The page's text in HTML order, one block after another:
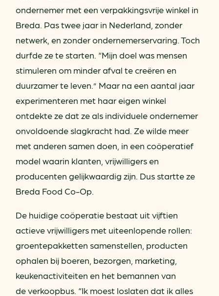
ondernemer met een verpakkingsvrije winkel in
Breda. Pas twee jaar in Nederland, zonder
netwerk, en zonder ondernemerservaring. Toch
durfde ze te starten. “Mijn doel was mensen
stimuleren om minder afval te creëren en
duurzamer te leven.” Maar na een aantal jaar
experimenteren met haar eigen winkel
ontdekte ze dat ze als individuele ondernemer
onvoldoende slagkracht had. Ze wilde meer
met anderen samen doen, in een coöperatief
model waarin klanten, vrijwilligers en
producenten gelijkwaardig zijn. Dus startte ze
Breda Food Co-Op.
De huidige coöperatie bestaat uit vijftien
actieve vrijwilligers met uiteenlopende rollen:
groentepakketten samenstellen, producten
ophalen bij boeren, bezorgen, marketing,
keukenactiviteiten en het bemannen van
de verkoopbus. “Ik moest loslaten dat ik alles